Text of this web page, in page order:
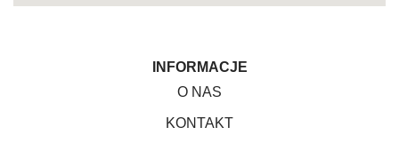
INFORMACJE
O NAS
KONTAKT